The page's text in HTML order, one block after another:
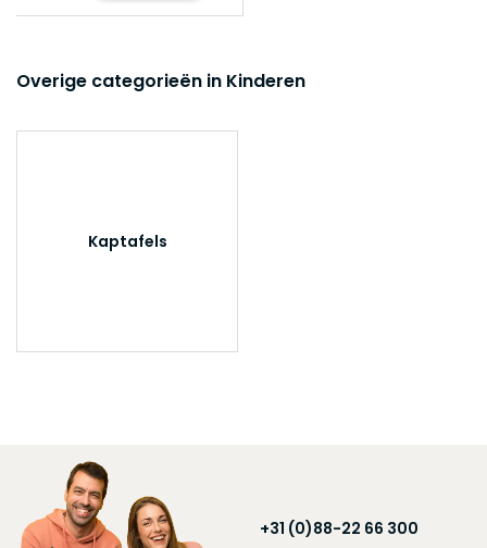
Overige categorieën in Kinderen
Kaptafels
+31 (0)88-22 66 300